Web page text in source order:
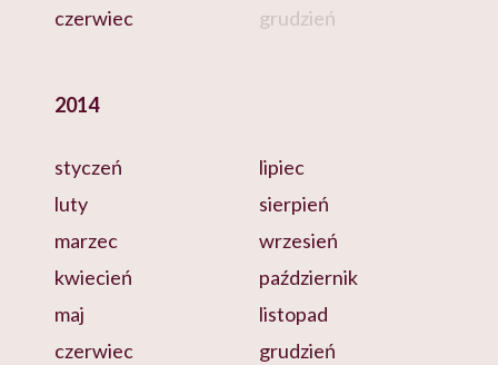
czerwiec
grudzień
2014
styczeń
luty
marzec
kwiecień
maj
czerwiec
lipiec
sierpień
wrzesień
październik
listopad
grudzień